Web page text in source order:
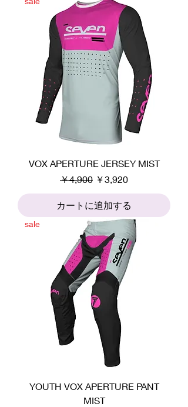
VOX APERTURE JERSEY MIST
通常価格
￥4,900 セール価格
￥3,920
カートに追加する
sale
YOUTH VOX APERTURE PANT
MIST